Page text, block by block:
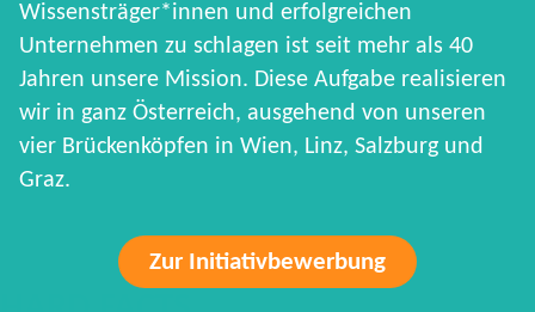
Wissensträger*innen und erfolgreichen
Unternehmen zu schlagen ist seit mehr als 40
Jahren unsere Mission. Diese Aufgabe realisieren
wir in ganz Österreich, ausgehend von unseren
vier Brückenköpfen in Wien, Linz, Salzburg und
Graz.
Zur Initiativbewerbung